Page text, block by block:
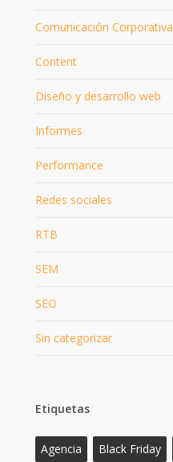
Comunicación Corporativa
Content
Diseño y desarrollo web
Informes
Performance
Redes sociales
RTB
SEM
SEO
Sin categorizar
Etiquetas
Agencia Black Friday